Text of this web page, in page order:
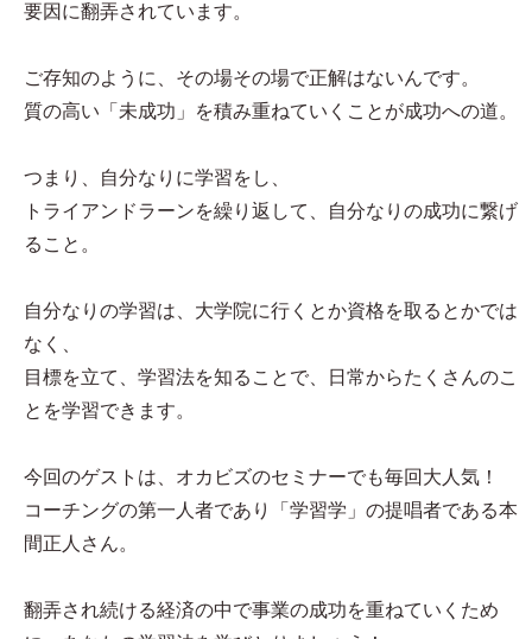
要因に翻弄されています。
ご存知のように、その場その場で正解はないんです。
質の高い「未成功」を積み重ねていくことが成功への道。
つまり、自分なりに学習をし、
トライアンドラーンを繰り返して、自分なりの成功に繋げ
ること。
自分なりの学習は、大学院に行くとか資格を取るとかでは
なく、
目標を立て、学習法を知ることで、日常からたくさんのこ
とを学習できます。
今回のゲストは、オカビズのセミナーでも毎回大人気！
コーチングの第一人者であり「学習学」の提唱者である本
間正人さん。
翻弄され続ける経済の中で事業の成功を重ねていくため